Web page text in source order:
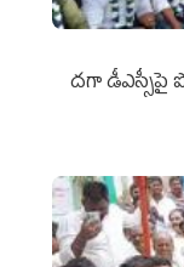
దగా డీఎస్సీపై